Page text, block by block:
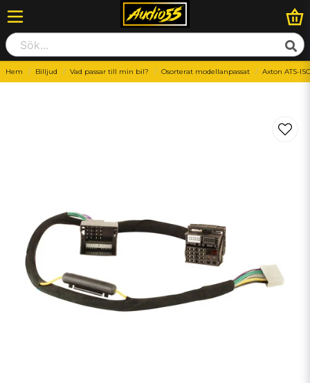
Hem Billjud Vad passar till min bil? Osorterat modellanpassat Axton ATS-